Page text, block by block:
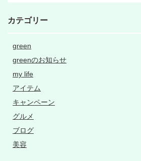
カテゴリー
green
greenのお知らせ
my life
アイテム
キャンペーン
グルメ
ブログ
美容